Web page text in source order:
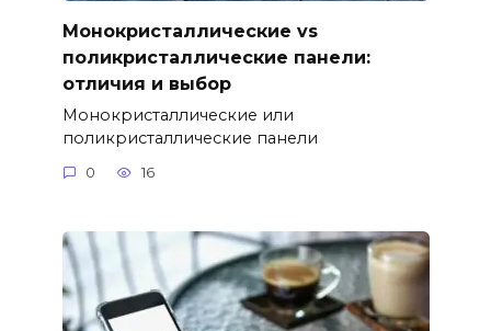
Монокристаллические vs
поликристаллические панели:
отличия и выбор
Монокристаллические или
поликристаллические панели
0 16